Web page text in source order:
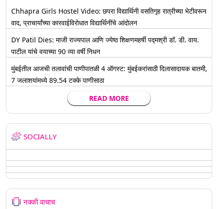
Chhapra Girls Hostel Video: छपरा विद्यार्थिनी वसतिगृह रात्रीच्या भेटीवरून
वाद, प्राचार्यांच्या कारवाईविरोधात विद्यार्थिनींचे आंदोलन
DY Patil Dies: माजी राज्यपाल आणि ज्येष्ठ शिक्षणमहर्षी पद्मश्री डॉ. डी. वाय.
पाटील यांचे वयाच्या 90 व्या वर्षी निधन
मुंबईतील आजची तलावांची पाणीपातळी 4 ऑगस्ट: मुंबईकरांसाठी दिलासादायक बातमी,
7 जलाशयांमध्ये 89.54 टक्के पाणीसाठा
READ MORE
SOCIALLY
नक्की वाचाच